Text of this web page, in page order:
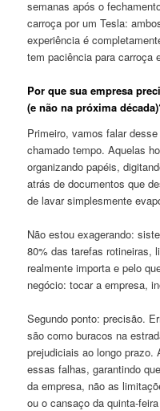
semanas após o
carroça por um Tesla:
experiência é
tem paciência para carroça
Por que sua empresa
(e não na próxima
Primeiro, vamos falar
chamado tempo. Aquelas
organizando papéis,
atrás de documentos que
de lavar simplesmente
Não estou exagerando:
80% das tarefas rotineiras,
realmente importa e pelo
negócio: tocar a empresa,
Segundo ponto: precisão.
são como buracos na
prejudiciais ao longo prazo.
essas falhas, garantindo
da empresa, não as
ou o cansaço da quinta-